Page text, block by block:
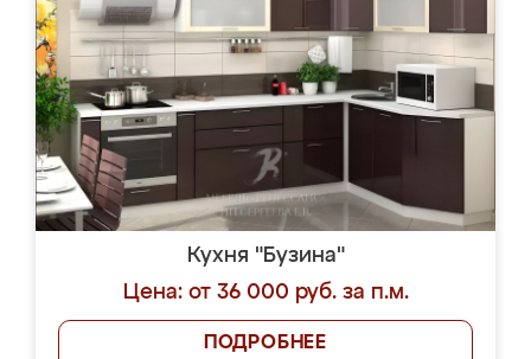
Кухня "Бузина"
Цена: от 36 000 руб. за п.м.
ПОДРОБНЕЕ